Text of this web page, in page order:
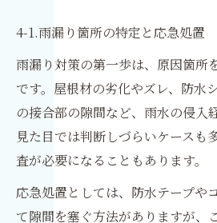
4-1.雨漏り箇所の特定と応急処置
雨漏り対策の第一歩は、原因箇所
です。屋根材の劣化やズレ、防水
の接合部の隙間など、雨水の侵入
見た目では判断しづらいケースも
査が必要になることもあります。
応急処置としては、防水テープや
て隙間を塞ぐ方法がありますが、